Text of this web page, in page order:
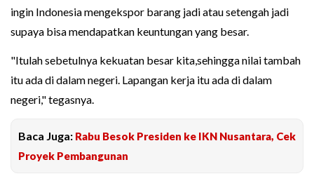
ingin Indonesia mengekspor barang jadi atau setengah jadi
supaya bisa mendapatkan keuntungan yang besar.
"Itulah sebetulnya kekuatan besar kita,sehingga nilai tambah
itu ada di dalam negeri. Lapangan kerja itu ada di dalam
negeri," tegasnya.
Baca Juga: Rabu Besok Presiden ke IKN Nusantara, Cek
Proyek Pembangunan